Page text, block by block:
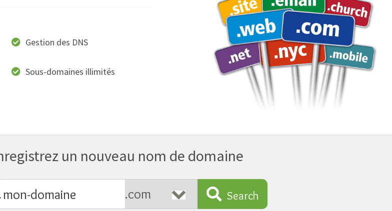
Gestion des DNS
Sous-domaines illimités
un nouveau nom de domaine
Search